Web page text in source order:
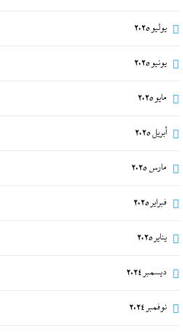
يوليو 2025
يونيو 2025
مايو 2025
أبريل 2025
مارس 2025
فبراير 2025
يناير 2025
ديسمبر 2024
نوفمبر 2024